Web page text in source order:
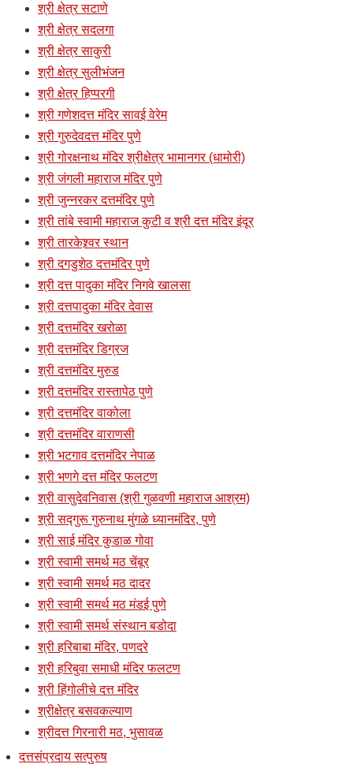
श्री क्षेत्र सटाणे
श्री क्षेत्र सदलगा
श्री क्षेत्र साकुरी
श्री क्षेत्र सुलीभंजन
श्री क्षेत्र हिप्परगी
श्री गणेशदत्त मंदिर सावई वेरेम
श्री गुरुदेवदत्त मंदिर पुणे
श्री गोरक्षनाथ मंदिर श्रीक्षेत्र भामानगर (धामोरी)
श्री जंगली महाराज मंदिर पुणे
श्री जुन्नरकर दत्तमंदिर पुणे
श्री तांबे स्वामी महाराज कुटी व श्री दत्त मंदिर इंदूर
श्री तारकेश्र्वर स्थान
श्री दगडुशेठ दत्तमंदिर पुणे
श्री दत्त पादुका मंदिर निगवे खालसा
श्री दत्तपादुका मंदिर देवास
श्री दत्तमंदिर खरोळा
श्री दत्तमंदिर डिग्रज
श्री दत्तमंदिर मुरुड
श्री दत्तमंदिर रास्तापेठ पुणे
श्री दत्तमंदिर वाकोला
श्री दत्तमंदिर वाराणसी
श्री भटगाव दत्तमंदिर नेपाळ
श्री भणगे दत्त मंदिर फलटण
श्री वासुदेवनिवास (श्री गुळवणी महाराज आश्रम)
श्री सद्गुरू गुरुनाथ मुंगळे ध्यानमंदिर, पुणे
श्री साई मंदिर कुडाळ गोवा
श्री स्वामी समर्थ मठ चेंबूर
श्री स्वामी समर्थ मठ दादर
श्री स्वामी समर्थ मठ मंडई पुणे
श्री स्वामी समर्थ संस्थान बडोदा
श्री हरिबाबा मंदिर, पणदरे
श्री हरिबुवा समाधी मंदिर फलटण
श्री हिंगोलीचे दत्त मंदिर
श्रीक्षेत्र बसवकल्याण
श्रीदत्त गिरनारी मठ, भुसावळ
दत्तसंप्रदाय सत्पुरुष